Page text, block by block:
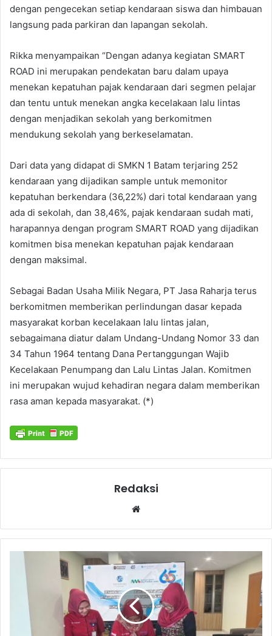
dengan pengecekan setiap kendaraan siswa dan himbauan
langsung pada parkiran dan lapangan sekolah.
Rikka menyampaikan “Dengan adanya kegiatan SMART
ROAD ini merupakan pendekatan baru dalam upaya
menekan kepatuhan pajak kendaraan dari segmen pelajar
dan tentu untuk menekan angka kecelakaan lalu lintas
dengan menjadikan sekolah yang berkomitmen
mendukung sekolah yang berkeselamatan.
Dari data yang didapat di SMKN 1 Batam terjaring 252
kendaraan yang dijadikan sample untuk memonitor
kepatuhan berkendara (36,22%) dari total kendaraan yang
ada di sekolah, dan 38,46%, pajak kendaraan sudah mati,
harapannya dengan program SMART ROAD yang dijadikan
komitmen bisa menekan kepatuhan pajak kendaraan
dengan maksimal.
Sebagai Badan Usaha Milik Negara, PT Jasa Raharja terus
berkomitmen memberikan perlindungan dasar kepada
masyarakat korban kecelakaan lalu lintas jalan,
sebagaimana diatur dalam Undang-Undang Nomor 33 dan
34 Tahun 1964 tentang Dana Pertanggungan Wajib
Kecelakaan Penumpang dan Lalu Lintas Jalan. Komitmen
ini merupakan wujud kehadiran negara dalam memberikan
rasa aman kepada masyarakat. (*)
Redaksi